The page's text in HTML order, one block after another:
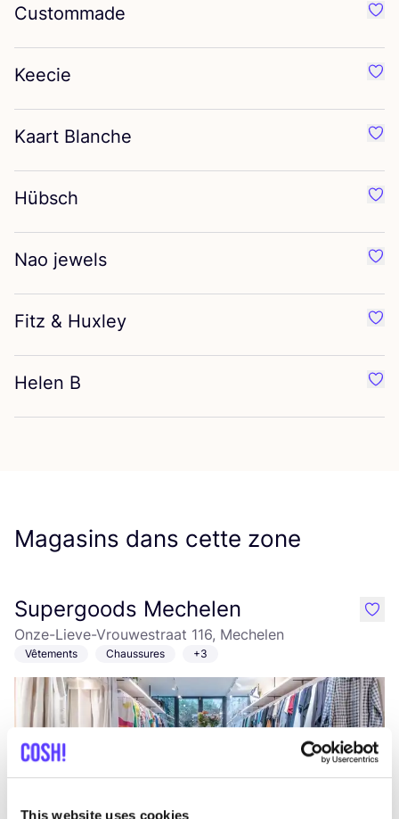
This website uses cookies
Custommade
Keecie
Kaart Blanche
Hübsch
Nao jewels
Fitz & Huxley
Helen B
Magasins dans cette zone
Supergoods Mechelen
Onze-Lieve-Vrouwestraat 116, Mechelen
Vêtements Chaussures +3
like